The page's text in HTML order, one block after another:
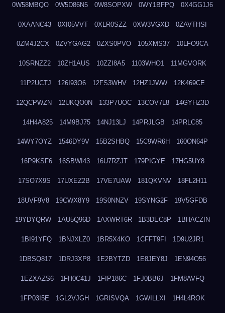
0W58MBQO 0W5D86N5 0W8SOPXW 0WY1BFPQ 0X4GG1J6
0XAANC43 0XI05VVT 0XLR0SZZ 0XW3VGXD 0ZAVTHSI
0ZM4J2CX 0ZVYGAG2 0ZXS0PVO 105XMS37 10LFO9CA
10SRNZZ2 10ZH1AUS 10ZZI8A5 1103WHO1 11MGVORK
11P2UCTJ 126I93O6 12FS3WHV 12HZ1JWW 12K469CE
12QCPWZN 12UKQO0N 133P7UOC 13COV7L8 14GYHZ3D
14H4A825 14M9BJ75 14NJ13LJ 14PRJLGB 14PRLC85
14WY7OYZ 1546DY9V 15B2SHBQ 15C9WR6H 160ON64P
16P9KSF6 16SBWI43 16U7RZJT 179PIGYE 17HG5UY8
17SO7X9S 17UXEZ2B 17VE7UAW 181QKVNV 18FL2H11
18UVF9V8 19CWX8Y9 19S0NNZV 19SYNG2F 19V5GFDB
19YDYQRW 1AU5Q96D 1AXWRT6R 1B3DEC8P 1BHACZIN
1BI91YFQ 1BNJXLZ0 1BR5X4KO 1CFFT9FI 1D9U2JR1
1DBSQ817 1DRJ3XP8 1E2BYTZD 1E8JEY8J 1EN94O56
1EZXAZS6 1FH0C41J 1FIP186C 1FJ0BB6J 1FM8AVFQ
1FP03I5E 1GL2VJGH 1GRISVQA 1GWILLXI 1H4L4ROK